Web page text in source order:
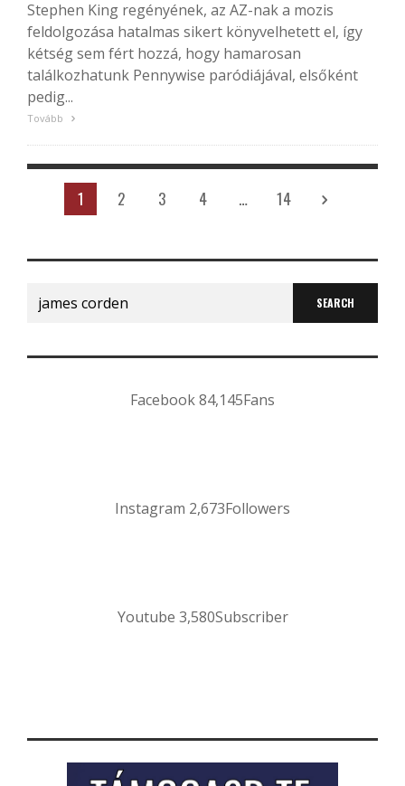
Stephen King regényének, az AZ-nak a mozis
feldolgozása hatalmas sikert könyvelhetett el, így
kétség sem fért hozzá, hogy hamarosan
találkozhatunk Pennywise paródiájával, elsőként
pedig...
Tovább
1 2 3 4 … 14
Search
for:
Facebook84,145Fans
Instagram 2,673Followers
Youtube 3,580Subscriber